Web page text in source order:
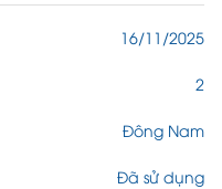
16/11/2025
2
Đông Nam
Đã sử dụng